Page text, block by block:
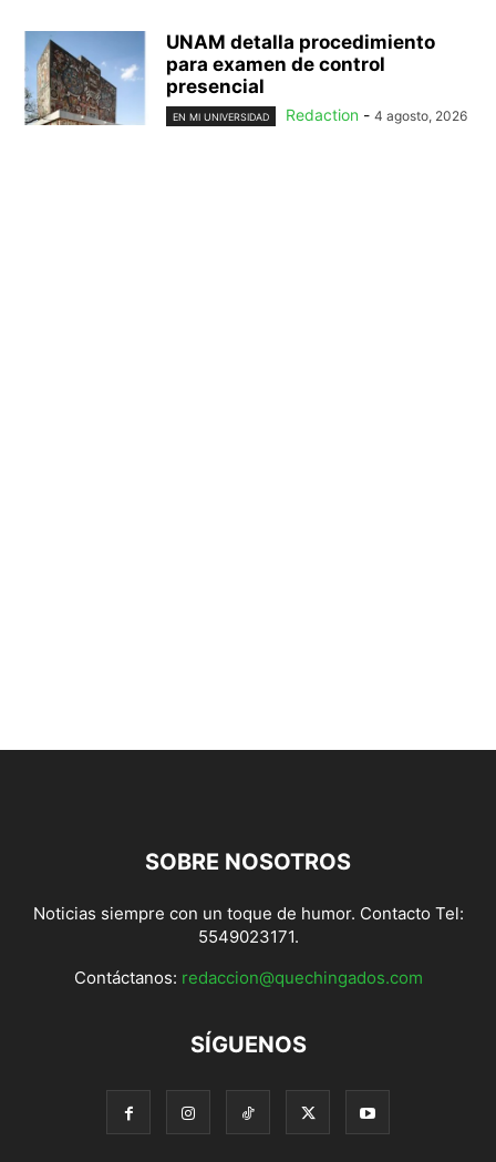
UNAM detalla procedimiento
para examen de control
presencial
EN MI UNIVERSIDAD Redaction - 4 agosto, 2026
SOBRE NOSOTROS
Noticias siempre con un toque de humor. Contacto Tel:
5549023171.
Contáctanos: redaccion@quechingados.com
SÍGUENOS